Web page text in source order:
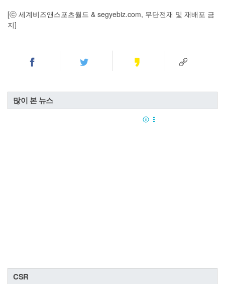
[ⓒ 세계비즈앤스포츠월드 & segyebiz.com, 무단전재 및 재배포 금
지]
많이 본 뉴스
CSR